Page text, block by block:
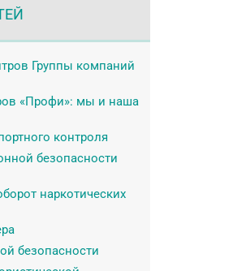
Группы компаний
«Профи»: мы и наша
контроля
безопасности
наркотических
безопасности